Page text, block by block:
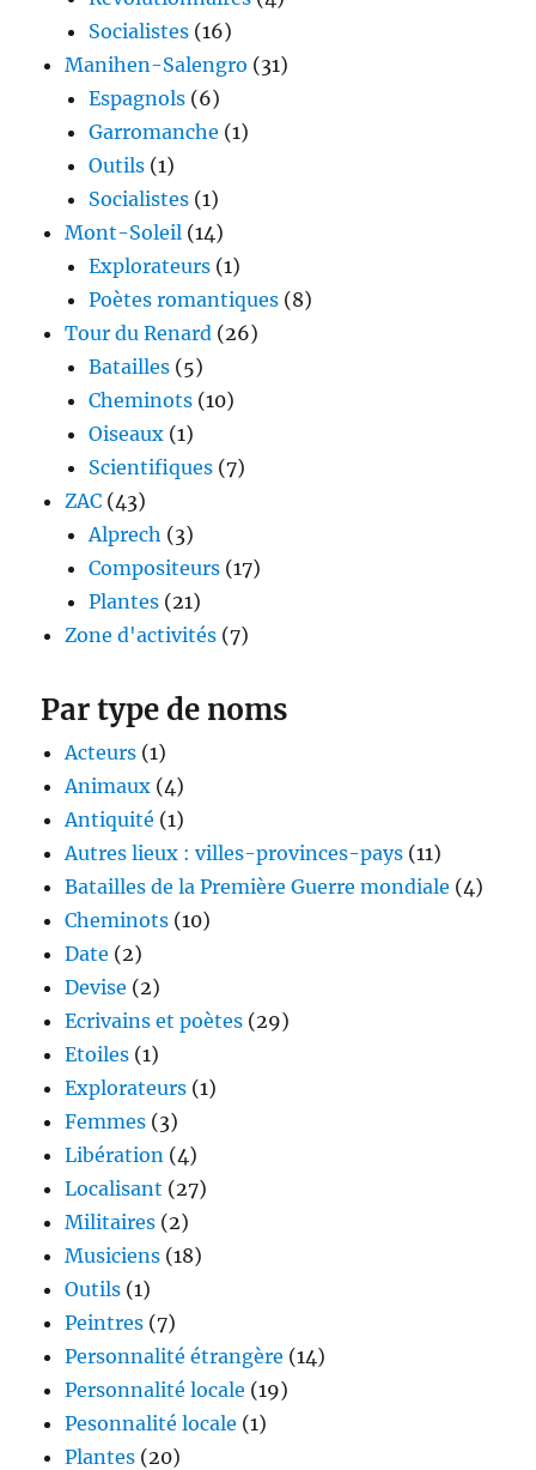
Socialistes (16)
Manihen-Salengro (31)
Espagnols (6)
Garromanche (1)
Outils (1)
Socialistes (1)
Mont-Soleil (14)
Explorateurs (1)
Poètes romantiques (8)
Tour du Renard (26)
Batailles (5)
Cheminots (10)
Oiseaux (1)
Scientifiques (7)
ZAC (43)
Alprech (3)
Compositeurs (17)
Plantes (21)
Zone d'activités (7)
Par type de noms
Acteurs (1)
Animaux (4)
Antiquité (1)
Autres lieux : villes-provinces-pays (11)
Batailles de la Première Guerre mondiale (4)
Cheminots (10)
Date (2)
Devise (2)
Ecrivains et poètes (29)
Etoiles (1)
Explorateurs (1)
Femmes (3)
Libération (4)
Localisant (27)
Militaires (2)
Musiciens (18)
Outils (1)
Peintres (7)
Personnalité étrangère (14)
Personnalité locale (19)
Pesonnalité locale (1)
Plantes (20)